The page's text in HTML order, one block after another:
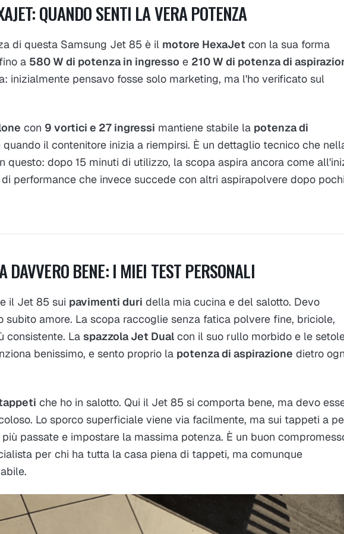
QUANDO SENTI LA VERA POTENZA
di questa Samsung Jet 85 è il motore HexaJet con la sua forma
a 580 W di potenza in ingresso e 210 W di potenza di
inizialmente pensavo fosse solo marketing, ma l'ho verificato sul
con 9 vortici e 27 ingressi mantiene stabile la potenza di
quando il contenitore inizia a riempirsi. È un dettaglio tecnico che
questo: dopo 15 minuti di utilizzo, la scopa aspira ancora come
performance che invece succede con altri aspirapolvere dopo pochi
DAVVERO BENE: I MIEI TEST PERSONALI
il Jet 85 sui pavimenti duri della mia cucina e del salotto. Devo
subito amore. La scopa raccoglie senza fatica polvere fine, briciole,
consistente. La spazzola Jet Dual con il suo rullo morbido e le
benissimo, e sento proprio la potenza di aspirazione dietro
che ho in salotto. Qui il Jet 85 si comporta bene, ma devo
Lo sporco superficiale viene via facilmente, ma sui tappeti a
passate e impostare la massima potenza. È un buon
per chi ha tutta la casa piena di tappeti, ma comunque